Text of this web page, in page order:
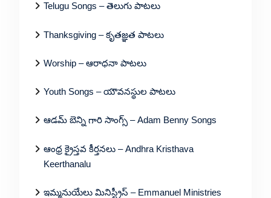
Telugu Songs – తెలుగు పాటలు
Thanksgiving – కృతజ్ఞత పాటలు
Worship – ఆరాధనా పాటలు
Youth Songs – యౌవనస్థుల పాటలు
ఆడమ్ బెన్ని గారి సాంగ్స్ – Adam Benny Songs
ఆంధ్ర క్రైస్తవ కీర్తనలు – Andhra Kristhava
Keerthanalu
ఇమ్మనుయేలు మినిస్ట్రీస్ – Emmanuel Ministries